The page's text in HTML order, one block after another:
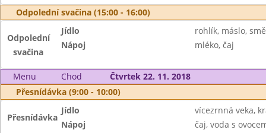
Odpolední svačina (15:00 - 16:00)
Odpolední
svačina
Jídlo
rohlík, máslo,
Nápoj
mléko, čaj
Menu Chod
Čtvrtek 22. 11. 2018
Přesnídávka (9:00 - 10:00)
Přesnídávka
Jídlo
vícezrnná veka,
Nápoj
čaj, voda s